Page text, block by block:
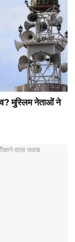
मुस्लिम नेताओं ने